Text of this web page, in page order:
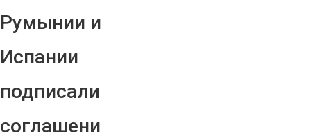
Румынии и
Испании
подписали
соглашени